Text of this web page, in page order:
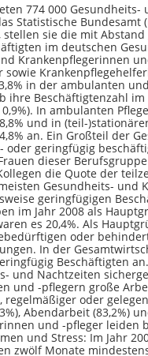
774 000
Statistische
stellen sie die mit
im deutschen
Krankenpflegerinnen
sowie
in der ambulanten
ihre Beschäftigtenzahl
In ambulanten
und in (teil-
an. Ein Großteil der
oder geringfügig
dieser
die Quote der
Gesundheits-
geringfügigen
im Jahr 2008 als
es 20,4%. Als
oder
In der
Beschäftigten
und Nachtzeiten
und -pflegern große
regelmäßiger oder
Abendarbeit (83,2%)
und -pfleger leiden
und Stress: Im Jahr
zwölf Monate